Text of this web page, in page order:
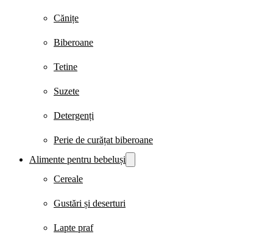
Cănițe
Biberoane
Tetine
Suzete
Detergenți
Perie de curățat biberoane
Alimente pentru bebeluși
Cereale
Gustări și deserturi
Lapte praf